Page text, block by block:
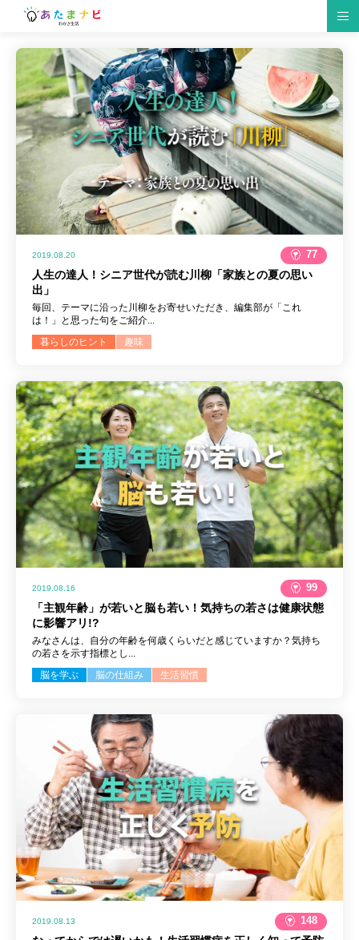
脳の仕組み 研究情報 脳トレ紹介
生活習慣 趣味
食材・レシピ
仕事・勉強
脳トレゲーム クイズ イベント
2019.08.20 77
人生の達人！シニア世代が読む川柳「家族との夏の思い
出」
毎回、テーマに沿った川柳をお寄せいただき、編集部が「これ
は！」と思った句をご紹介...
暮らしのヒント
趣味
2019.08.16 99
「主観年齢」が若いと脳も若い！気持ちの若さは健康状態
に影響アリ!?
みなさんは、自分の年齢を何歳くらいだと感じていますか？気持ち
の若さを示す指標とし...
脳を学ぶ
脳の仕組み 生活習慣
2019.08.13 148